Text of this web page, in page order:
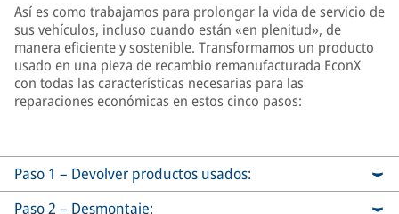
Así es como trabajamos para prolongar la vida de servicio de
sus vehículos, incluso cuando están «en plenitud», de
manera eficiente y sostenible. Transformamos un producto
usado en una pieza de recambio remanufacturada EconX
con todas las características necesarias para las
reparaciones económicas en estos cinco pasos:
Paso 1 – Devolver productos usados:
Paso 2 – Desmontaje: